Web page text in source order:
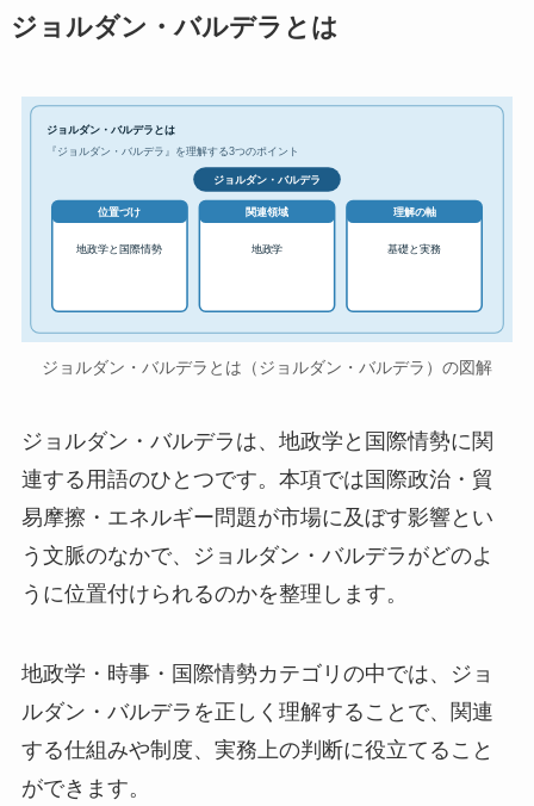
ジョルダン・バルデラとは
ジョルダン・バルデラとは
『ジョルダン・バルデラ』を理解する3つのポイント
ジョルダン・バルデラ
位置づけ
地政学と国際情勢
関連領域
地政学
理解の軸
基礎と実務
ジョルダン・バルデラとは（ジョルダン・バルデラ）の図解
ジョルダン・バルデラは、地政学と国際情勢に関
連する用語のひとつです。本項では国際政治・貿
易摩擦・エネルギー問題が市場に及ぼす影響とい
う文脈のなかで、ジョルダン・バルデラがどのよ
うに位置付けられるのかを整理します。
地政学・時事・国際情勢カテゴリの中では、ジョ
ルダン・バルデラを正しく理解することで、関連
する仕組みや制度、実務上の判断に役立てること
ができます。